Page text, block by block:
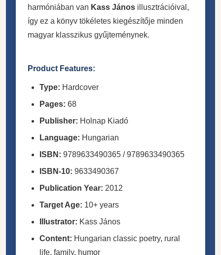
harmóniában van Kass János illusztrációival,
így ez a könyv tökéletes kiegészítője minden
magyar klasszikus gyűjteménynek.
Product Features:
Type: Hardcover
Pages: 68
Publisher: Holnap Kiadó
Language: Hungarian
ISBN: 9789633490365 / 9789633490365
ISBN-10: 9633490367
Publication Year: 2012
Target Age: 10+ years
Illustrator: Kass János
Content: Hungarian classic poetry, rural
life, family, humor